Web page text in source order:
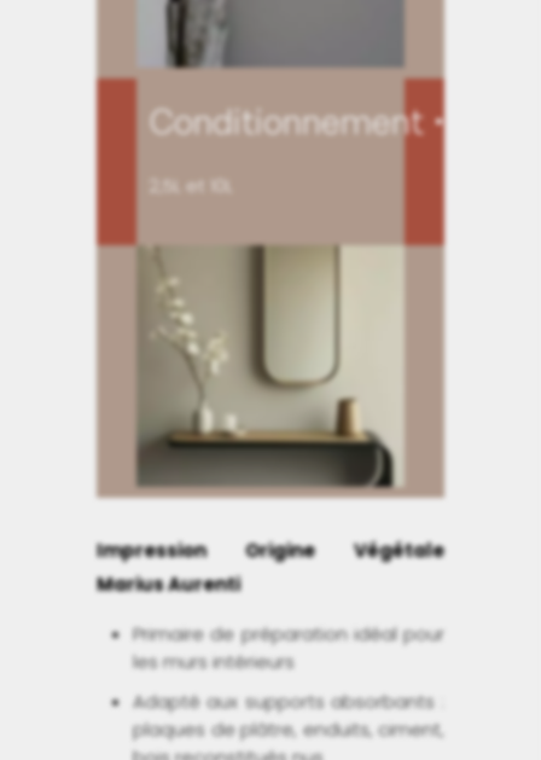
Conditionnement
2,5L et 10L
Impression Origine Végétale
Marius Aurenti
Primaire de préparation idéal pour
les murs intérieurs
Adapté aux supports absorbants :
plaques de plâtre, enduits, ciment,